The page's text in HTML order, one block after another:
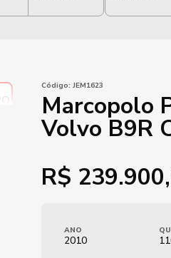
Código: JEM1623
Marcopolo
Volvo B9R
R$
ANO
2010